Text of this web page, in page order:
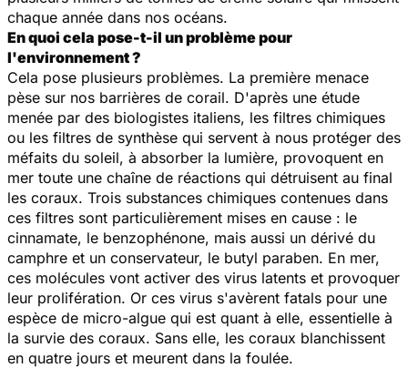
chaque année dans nos océans.
En quoi cela pose-t-il un problème pour
l'environnement ?
Cela pose plusieurs problèmes. La première menace
pèse sur nos barrières de corail. D'après une étude
menée par des biologistes italiens, les filtres chimiques
ou les filtres de synthèse qui servent à nous protéger des
méfaits du soleil, à absorber la lumière, provoquent en
mer toute une chaîne de réactions qui détruisent au final
les coraux. Trois substances chimiques contenues dans
ces filtres sont particulièrement mises en cause : le
cinnamate, le benzophénone, mais aussi un dérivé du
camphre et un conservateur, le butyl paraben. En mer,
ces molécules vont activer des virus latents et provoquer
leur prolifération. Or ces virus s'avèrent fatals pour une
espèce de micro-algue qui est quant à elle, essentielle à
la survie des coraux. Sans elle, les coraux blanchissent
en quatre jours et meurent dans la foulée.